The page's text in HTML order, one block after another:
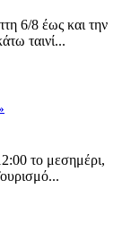
6/8 έως και την
ταινί...
το μεσημέρι,